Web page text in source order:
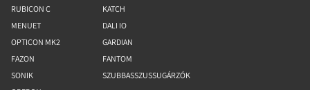
RUBICON C
MENUET
OPTICON MK2
FAZON
SONIK
KATCH
DALI IO
GARDIAN
FANTOM
SZUBBASSZUSSUGÁRZÓK